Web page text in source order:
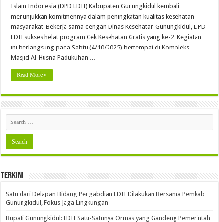
Islam Indonesia (DPD LDII) Kabupaten Gunungkidul kembali
menunjukkan komitmennya dalam peningkatan kualitas kesehatan
masyarakat. Bekerja sama dengan Dinas Kesehatan Gunungkidul, DPD
LDII sukses helat program Cek Kesehatan Gratis yang ke-2. Kegiatan
ini berlangsung pada Sabtu (4/10/2025) bertempat di Kompleks
Masjid Al-Husna Padukuhan …
Read More »
Terkini
Satu dari Delapan Bidang Pengabdian LDII Dilakukan Bersama Pemkab
Gunungkidul, Fokus Jaga Lingkungan
Bupati Gunungkidul: LDII Satu-Satunya Ormas yang Gandeng Pemerintah